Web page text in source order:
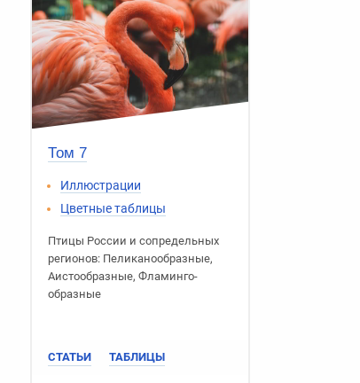
Том 7
Иллюстрации
Цветные таблицы
Птицы России и сопредельных
регионов: Пеликано­образные,
Аисто­образные, Фламинго­
образные
СТАТЬИ ТАБЛИЦЫ